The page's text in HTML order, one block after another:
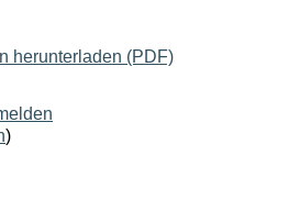
herunterladen (PDF)
)